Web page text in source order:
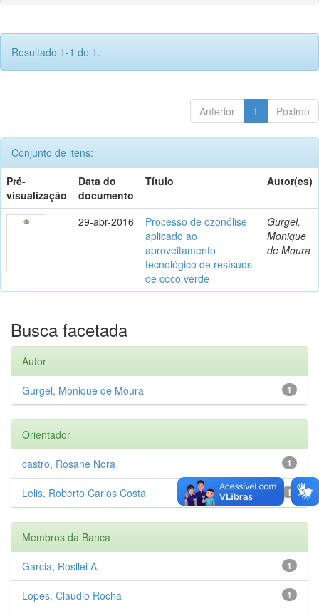
Resultado 1-1 de 1.
Anterior 1 Póximo
Conjunto de itens:
Pré-
visualização
Data do
documento
Título Autor(es)
29-abr-2016
Processo de ozonólise
aplicado ao
aproveitamento
tecnológico de resísuos
de coco verde
Gurgel,
Monique
de Moura
Busca facetada
Autor
1
Gurgel, Monique de Moura
Orientador
1
castro, Rosane Nora
1
Lelis, Roberto Carlos Costa
Membros da Banca
1
Garcia, Rosilei A.
1
Lopes, Claudio Rocha